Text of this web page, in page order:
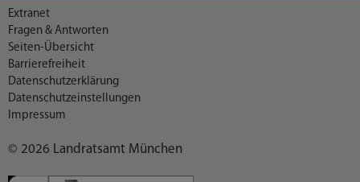
© 2026 Landratsamt München
Extranet
Fragen & Antworten
Seiten-Übersicht
Barrierefreiheit
Datenschutzerklärung
Datenschutzeinstellungen
Impressum